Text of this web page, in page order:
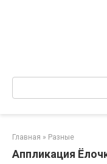
Поиск:
Главная » Разные
Аппликация